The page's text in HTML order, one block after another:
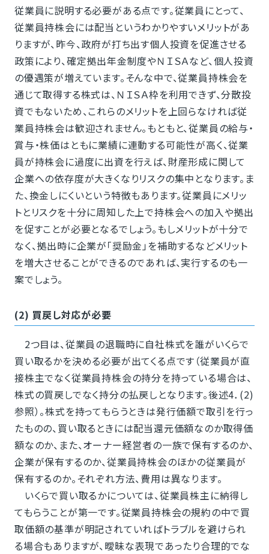
従業員に説明する必要がある点です。従業員にとって、
従業員持株会には配当というわかりやすいメリットがあ
りますが、昨今、政府が打ち出す個人投資を促進させる
政策により、確定拠出年金制度やＮＩＳＡなど、個人投資
の優遇策が増えています。そんな中で、従業員持株会を
通じて取得する株式は、ＮＩＳＡ枠を利用できず、分散投
資でもないため、これらのメリットを上回らなければ従
業員持株会は歓迎されません。もともと、従業員の給与・
賞与・株価はともに業績に連動する可能性が高く、従業
員が持株会に過度に出資を行えば、財産形成に関して
企業への依存度が大きくなりリスクの集中となります。ま
た、換金しにくいという特徴もあります。従業員にメリッ
トとリスクを十分に周知した上で持株会への加入や拠出
を促すことが必要となるでしょう。もしメリットが十分で
なく、拠出時に企業が「奨励金」を補助するなどメリット
を増大させることができるのであれば、実行するのも一
案でしょう。
(2) 買戻し対応が必要
2つ目は、従業員の退職時に自社株式を誰がいくらで
買い取るかを決める必要が出てくる点です（従業員が直
接株主でなく従業員持株会の持分を持っている場合は、
株式の買戻しでなく持分の払戻しとなります。後述4．(2)
参照）。株式を持ってもらうときは発行価額で取引を行っ
たものの、買い取るときには配当還元価額なのか取得価
額なのか、また、オーナー経営者の一族で保有するのか、
企業が保有するのか、従業員持株会のほかの従業員が
保有するのか。それぞれ方法、費用は異なります。
いくらで買い取るかについては、従業員株主に納得し
てもらうことが第一です。従業員持株会の規約の中で買
取価額の基準が明記されていればトラブルを避けられ
る場合もありますが、曖昧な表現であったり合理的でな